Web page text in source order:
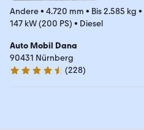
Andere• 4.720 mm • Bis 2.585 kg •
147 kW (200 PS) • Diesel
Auto Mobil Dana
90431 Nürnberg
4.7 Sterne
(228)